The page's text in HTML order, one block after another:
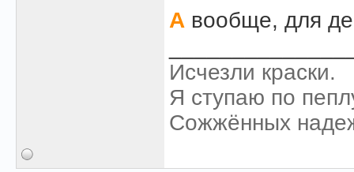
А вообще, для
Исчезли краски.
Я ступаю по
Сожжённых